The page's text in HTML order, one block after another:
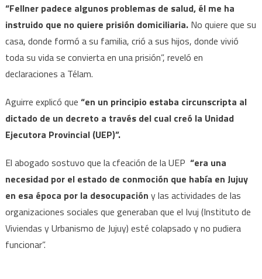
“Fellner padece algunos problemas de salud, él me ha
instruido que no quiere prisión domiciliaria.No quiere que su
casa, donde formó a su familia, crió a sus hijos, donde vivió
toda su vida se convierta en una prisión”, reveló en
declaraciones a Télam.
Aguirre explicó que “en un principio estaba circunscripta al
dictado de un decreto a través del cual creó la Unidad
Ejecutora Provincial (UEP)”.
El abogado sostuvo que la cfeación de la UEP “era una
necesidad por el estado de conmoción que había en Jujuy
en esa época por la desocupación y las actividades de las
organizaciones sociales que generaban que el Ivuj (Instituto de
Viviendas y Urbanismo de Jujuy) esté colapsado y no pudiera
funcionar”.